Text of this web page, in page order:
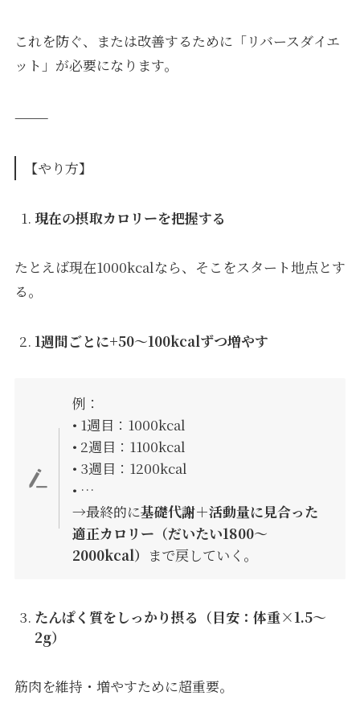
これを防ぐ、または改善するために「リバースダイエ
ット」が必要になります。
⸻
【やり方】
現在の摂取カロリーを把握する
たとえば現在1000kcalなら、そこをスタート地点とす
る。
1週間ごとに+50〜100kcalずつ増やす
例：
• 1週目：1000kcal
• 2週目：1100kcal
• 3週目：1200kcal
• …
→最終的に基礎代謝＋活動量に見合った
適正カロリー（だいたい1800〜
2000kcal） まで戻していく。
たんぱく質をしっかり摂る（目安：体重×1.5〜
2g）
筋肉を維持・増やすために超重要。